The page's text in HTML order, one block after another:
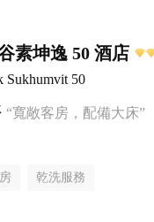
素坤逸 50 酒店
Sukhumvit 50
“寬敞客房，配備大床”
乾洗服務